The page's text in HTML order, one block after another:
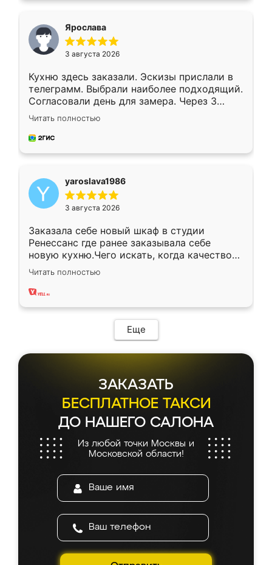
Ярослава
3 августа 2026
Кухню здесь заказали. Эскизы прислали в
телеграмм. Выбрали наиболее подходящий.
Согласовали день для замера. Через 3
недели кухня была уже готова. Остались
довольны работой. Спасибо Ренессанс
мебель за качественную работу!
Читать полностью
yaroslava1986
3 августа 2026
Заказала себе новый шкаф в студии
Ренессанс где ранее заказывала себе
новую кухню.Чего искать, когда качеством
вполне довольна. Служит кухня уже почти
два года, нареканий нет.
Читать полностью
Еще
ЗАКАЗАТЬ
БЕСПЛАТНОЕ ТАКСИ
ДО НАШЕГО САЛОНА
Из любой точки Москвы и
Московской области!